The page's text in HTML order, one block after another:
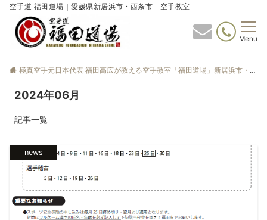
空手道 福田道場｜愛媛県新居浜市・西条市 空手教室
Menu
極真空手元日本代表 福田高広が教える空手教室「福田道場」新居浜市・西条市
2024年06月
記事一覧
news